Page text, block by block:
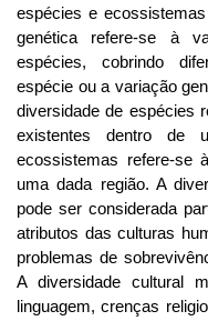
espécies e
genética refere-se à
espécies, cobrindo
espécie ou a variação
diversidade de espécies
existentes dentro de
ecossistemas refere-se
uma dada região. A
pode ser considerada
atributos das culturas
problemas de
A diversidade cultural
linguagem, crenças